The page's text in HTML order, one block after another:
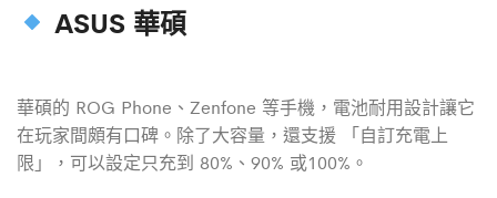
ASUS 華碩
華碩的 ROG Phone、Zenfone 等手機，電池耐用設計讓它
在玩家間頗有口碑。除了大容量，還支援 「自訂充電上
限」，可以設定只充到 80%、90% 或100%。